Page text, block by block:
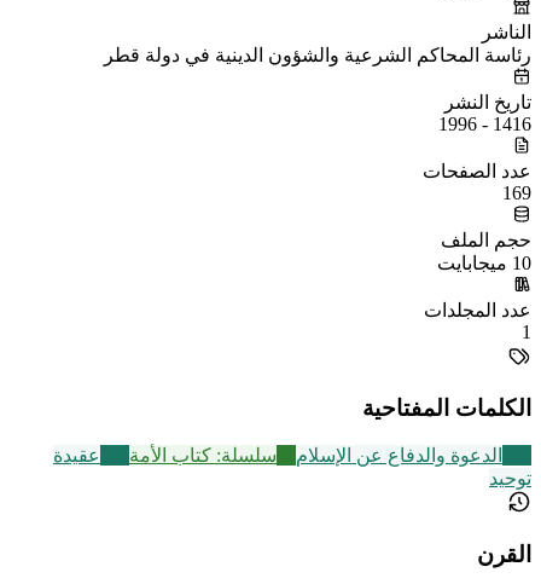
الناشر
رئاسة المحاكم الشرعية والشؤون الدينية في دولة قطر
تاريخ النشر
1416 - 1996
عدد الصفحات
169
حجم الملف
10 ميجابايت
عدد المجلدات
1
الكلمات المفتاحية
الدعوة والدفاع عن الإسلام سلسلة: كتاب الأمة
عقيدة
توحيد
القرن